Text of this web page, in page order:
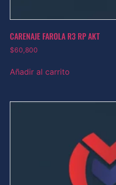
CARENAJE FAROLA R3 RP AKT
$60,800
Añadir al carrito